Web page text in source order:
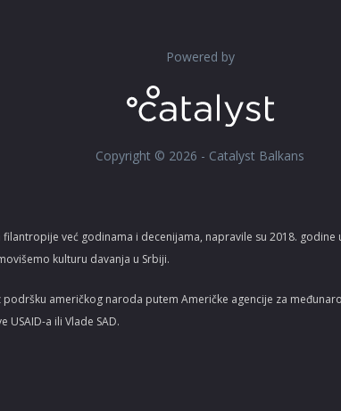
Powered by
Copyright © 2026 - Catalyst Balkans
već godinama i decenijama, napravile su 2018.
kulturu davanja u Srbiji.
američkog naroda putem Američke agencije za
USAID-a ili Vlade SAD.